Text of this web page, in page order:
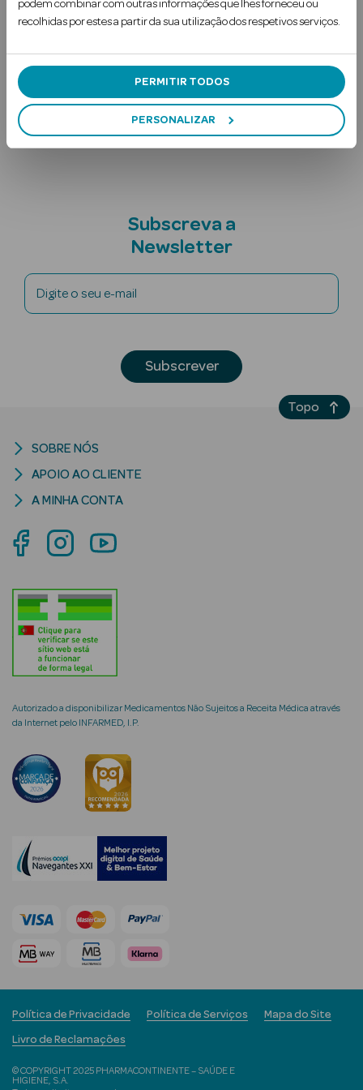
podem combinar com outras informações que lhes forneceu ou
recolhidas por estes a partir da sua utilização dos respetivos serviços.
PERMITIR TODOS
PERSONALIZAR
Lábios
Rosto e
Cosmética
Rosto
Hidratantes
Séruns Faciais
Creme de Olhos
envelhecimento
Limpeza Facial
Desmaquilhantes
Solares
Faciais
Água Termal
Esfoliantes
Lábios
Ler mais
Ingredientes
Nota adicional
Subscreva a
Newsletter
Digite o seu e-mail
Subscrever
Autorizado a disponibilizar Medicamentos Não Sujeitos a Receita Médica através
da Internet pelo INFARMED, I.P.
SOBRE NÓS
APOIO AO CLIENTE
A MINHA CONTA
© COPYRIGHT 2025 PHARMACONTINENTE – SAÚDE E
HIGIENE, S.A.
Política de Privacidade Política de Serviços Mapa do Site
Livro de Reclamações
Topo